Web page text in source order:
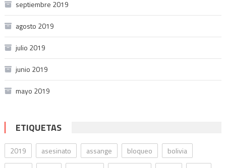
septiembre 2019
agosto 2019
julio 2019
junio 2019
mayo 2019
ETIQUETAS
2019 asesinato assange bloqueo
bolivia